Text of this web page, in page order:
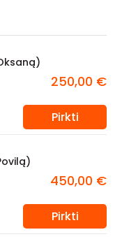
250,00 €
Pirkti
450,00 €
Pirkti